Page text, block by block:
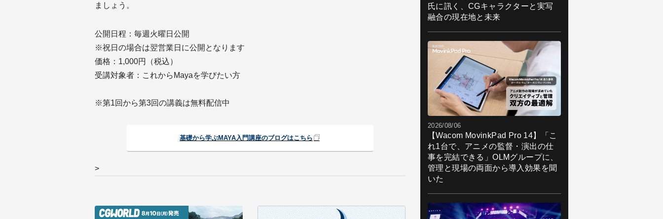
ましょう。
公開日程：毎週火曜日公開
※祝日の場合は翌営業日に公開となります
価格：1,000円（税込）
受講対象者：これからMayaを学びたい方
※第1回から第3回の講義は無料配信中
基礎から学ぶMAYA入門講座のブログはこちら
>
氏に訊く、CGキャラクターと実写
融合の現在地と未来
2026/08/06
【Wacom MovinkPad Pro 14】「こ
れ1台で、アニメの監督・演出の仕
事を完結できる」OLMグループに、
管理と現場の両面から導入効果を聞
いた